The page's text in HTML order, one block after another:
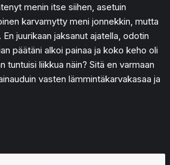
menin itse siihen, asetuin
karvamytty meni jonnekkin, mutta
juurikaan jaksanut ajatella, odotin
päätäni alkoi painaa ja koko keho oli
tuntuisi liikkua näin? Sitä en varmaan
vasten lämmintäkarvakasaa ja